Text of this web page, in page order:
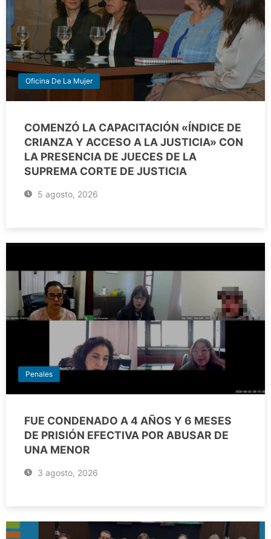
Oficina De La Mujer
COMENZÓ LA CAPACITACIÓN «ÍNDICE DE
CRIANZA Y ACCESO A LA JUSTICIA» CON
LA PRESENCIA DE JUECES DE LA
SUPREMA CORTE DE JUSTICIA
5 agosto, 2026
Penales
FUE CONDENADO A 4 AÑOS Y 6 MESES
DE PRISIÓN EFECTIVA POR ABUSAR DE
UNA MENOR
3 agosto, 2026